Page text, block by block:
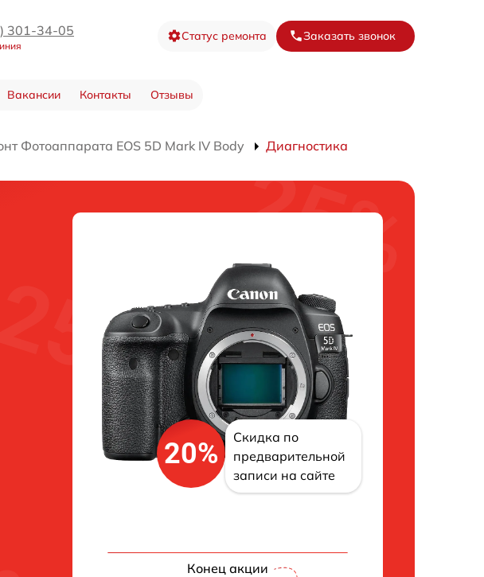
301-34-05 Статус ремонта Заказать звонок
Вакансии Контакты Отзывы
Фотоаппарата EOS 5D Mark IV Body Диагностика
20%
Скидка по
предварительной
записи на сайте
Конец акции